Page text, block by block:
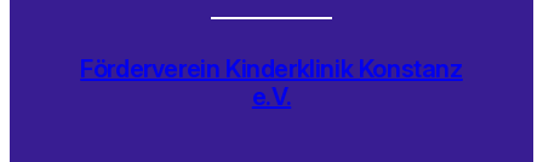
Förderverein Kinderklinik Konstanz
e.V.